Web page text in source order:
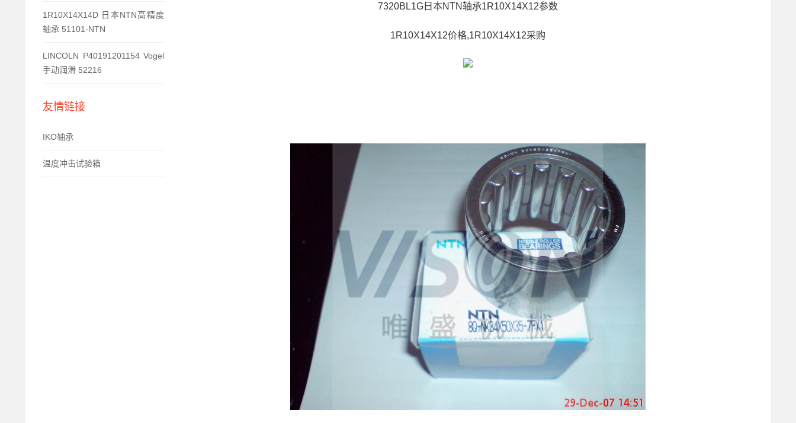
1R10X14X14D 日本NTN高精度
轴承 51101-NTN
LINCOLN P40191201154 Vogel
手动润滑 52216
友情链接
IKO轴承
温度冲击试验箱
7320BL1G日本NTN轴承1R10X14X12参数
1R10X14X12价格,1R10X14X12采购